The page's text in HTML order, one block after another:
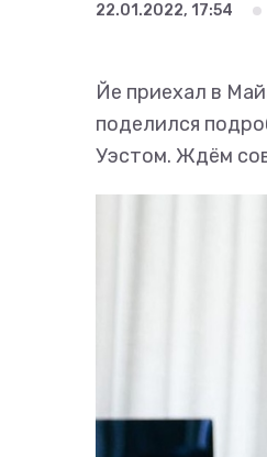
22.01.2022, 17:54
Йе приехал в
поделился
Уэстом. Ждём